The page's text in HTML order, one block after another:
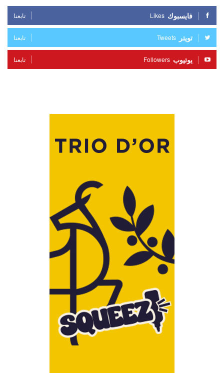
فايسبوك Likes تابعنا
تويتر Tweets تابعنا
يوتيوب Followers تابعنا